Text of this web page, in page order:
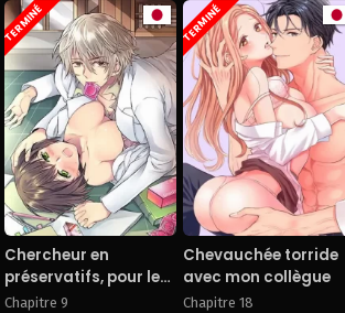
TERMINÉ
Chercheur en
préservatifs, pour le
plaisir des femmes
Chapitre 9
TERMINÉ
Chevauchée torride
avec mon collègue
Chapitre 18